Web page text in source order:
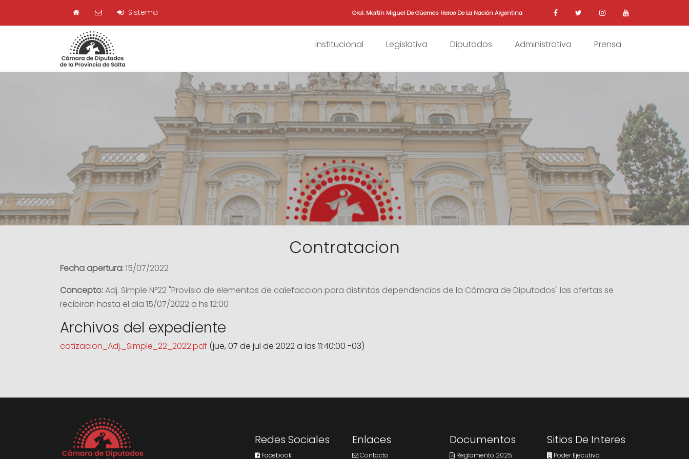
Sistema Gral. Martín Miguel De Güemes Heroe De La Nación Argentina
Institucional Legislativa Diputados Administrativa Prensa
Contratacion
Fecha apertura:15/07/2022
Concepto:Adj. Simple N°22 "Provisio de elementos de calefaccion para distintas dependencias de la Cámara de Diputados" las ofertas se
recibiran hasta el dia 15/07/2022 a hs 12:00
Archivos del expediente
cotizacion_Adj._Simple_22_2022.pdf (jue, 07 de jul de 2022 a las 11:40:00 -03)
Redes Sociales
Facebook
Enlaces
Contacto
Documentos
Reglamento 2025
Sitios De Interes
Poder Ejecutivo